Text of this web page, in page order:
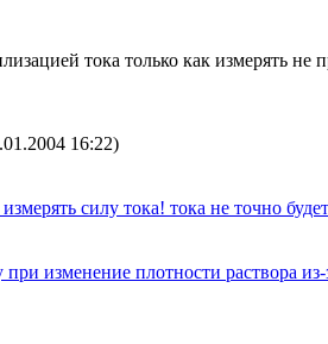
тока только как измерять
16:22)
силу тока! тока не точно
изменение плотности раствора